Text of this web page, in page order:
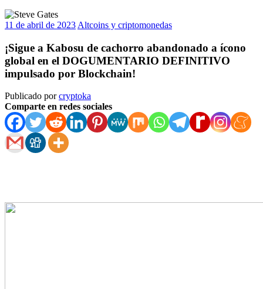
11 de abril de 2023 Altcoins y criptomonedas
¡Sigue a Kabosu de cachorro abandonado a ícono
global en el DOGUMENTARIO DEFINITIVO
impulsado por Blockchain!
Publicado porcryptoka
Comparte en redes sociales